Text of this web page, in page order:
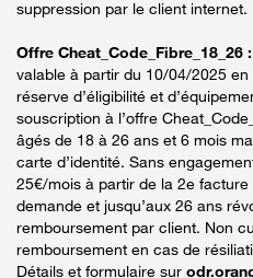
suppression par le client internet.
Offre Cheat_Code_Fibre_18_26 :
valable à partir du 10/04/2025
réserve d’éligibilité et
souscription à l’offre
âgés de 18 à 26 ans et 6 mois
carte d’identité. Sans
25€/mois à partir de la 2e
demande et jusqu’aux 26 ans
remboursement par client. Non
remboursement en cas de
Détails et formulaire sur